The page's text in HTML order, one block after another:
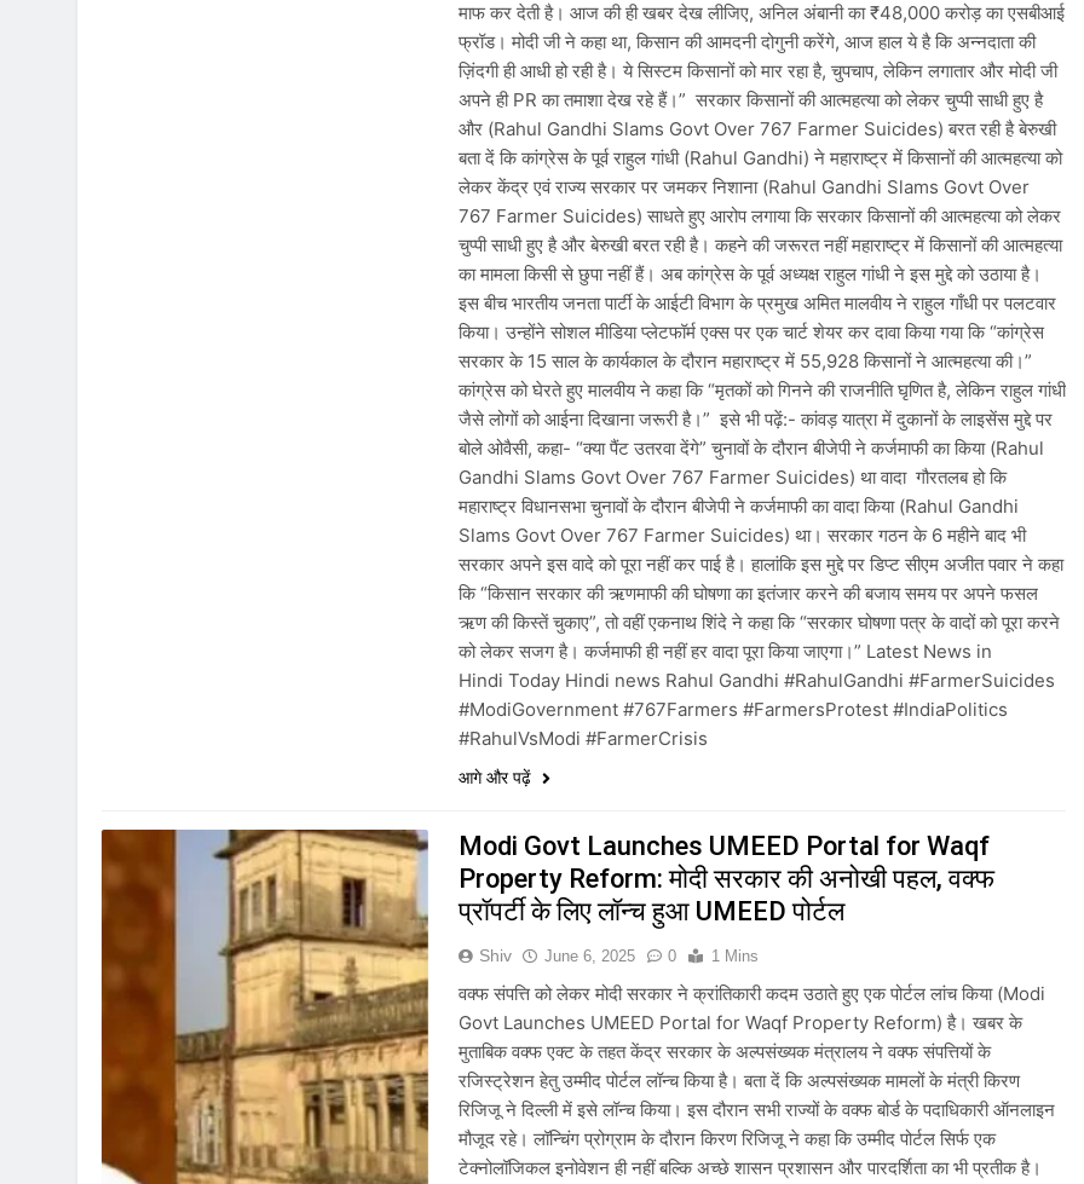
माफ कर देती है। आज की ही खबर देख लीजिए, अनिल अंबानी का ₹48,000 करोड़ का एसबीआई
फ्रॉड। मोदी जी ने कहा था, किसान की आमदनी दोगुनी करेंगे, आज हाल ये है कि अन्नदाता की
ज़िंदगी ही आधी हो रही है। ये सिस्टम किसानों को मार रहा है, चुपचाप, लेकिन लगातार और मोदी जी
अपने ही PR का तमाशा देख रहे हैं।” सरकार किसानों की आत्महत्या को लेकर चुप्पी साधी हुए है
और (Rahul Gandhi Slams Govt Over 767 Farmer Suicides) बरत रही है बेरुखी
बता दें कि कांग्रेस के पूर्व राहुल गांधी (Rahul Gandhi) ने महाराष्ट्र में किसानों की आत्महत्या को
लेकर केंद्र एवं राज्य सरकार पर जमकर निशाना (Rahul Gandhi Slams Govt Over
767 Farmer Suicides) साधते हुए आरोप लगाया कि सरकार किसानों की आत्महत्या को लेकर
चुप्पी साधी हुए है और बेरुखी बरत रही है। कहने की जरूरत नहीं महाराष्ट्र में किसानों की आत्महत्या
का मामला किसी से छुपा नहीं हैं। अब कांग्रेस के पूर्व अध्यक्ष राहुल गांधी ने इस मुद्दे को उठाया है।
इस बीच भारतीय जनता पार्टी के आईटी विभाग के प्रमुख अमित मालवीय ने राहुल गाँधी पर पलटवार
किया। उन्होंने सोशल मीडिया प्लेटफॉर्म एक्स पर एक चार्ट शेयर कर दावा किया गया कि “कांग्रेस
सरकार के 15 साल के कार्यकाल के दौरान महाराष्ट्र में 55,928 किसानों ने आत्महत्या की।”
कांग्रेस को घेरते हुए मालवीय ने कहा कि “मृतकों को गिनने की राजनीति घृणित है, लेकिन राहुल गांधी
जैसे लोगों को आईना दिखाना जरूरी है।” इसे भी पढ़ें:- कांवड़ यात्रा में दुकानों के लाइसेंस मुद्दे पर
बोले ओवैसी, कहा- “क्‍या पैंट उतरवा देंगे” चुनावों के दौरान बीजेपी ने कर्जमाफी का किया (Rahul
Gandhi Slams Govt Over 767 Farmer Suicides) था वादा गौरतलब हो कि
महाराष्ट्र विधानसभा चुनावों के दौरान बीजेपी ने कर्जमाफी का वादा किया (Rahul Gandhi
Slams Govt Over 767 Farmer Suicides) था। सरकार गठन के 6 महीने बाद भी
सरकार अपने इस वादे को पूरा नहीं कर पाई है। हालांकि इस मुद्दे पर डिप्ट सीएम अजीत पवार ने कहा
कि “किसान सरकार की ऋणमाफी की घोषणा का इतंजार करने की बजाय समय पर अपने फसल
ऋण की किस्तें चुकाए”, तो वहीं एकनाथ शिंदे ने कहा कि “सरकार घोषणा पत्र के वादों को पूरा करने
को लेकर सजग है। कर्जमाफी ही नहीं हर वादा पूरा किया जाएगा।” Latest News in
Hindi Today Hindi news Rahul Gandhi #RahulGandhi #FarmerSuicides
#ModiGovernment #767Farmers #FarmersProtest #IndiaPolitics
#RahulVsModi #FarmerCrisis
आगे और पढ़ें
Modi Govt Launches UMEED Portal for Waqf
Property Reform: मोदी सरकार की अनोखी पहल, वक्फ
प्रॉपर्टी के लिए लॉन्च हुआ UMEED पोर्टल
Shiv June 6, 2025 0 1 Mins
वक्फ संपत्ति को लेकर मोदी सरकार ने क्रांतिकारी कदम उठाते हुए एक पोर्टल लांच किया (Modi
Govt Launches UMEED Portal for Waqf Property Reform) है। खबर के
मुताबिक वक्फ एक्ट के तहत केंद्र सरकार के अल्पसंख्यक मंत्रालय ने वक्फ संपत्तियों के
रजिस्ट्रेशन हेतु उम्मीद पोर्टल लॉन्च किया है। बता दें कि अल्पसंख्यक मामलों के मंत्री किरण
रिजिजू ने दिल्ली में इसे लॉन्च किया। इस दौरान सभी राज्यों के वक्फ बोर्ड के पदाधिकारी ऑनलाइन
मौजूद रहे। लॉन्चिंग प्रोग्राम के दौरान किरण रिजिजू ने कहा कि उम्मीद पोर्टल सिर्फ एक
टेक्नोलॉजिकल इनोवेशन ही नहीं बल्कि अच्छे शासन प्रशासन और पारदर्शिता का भी प्रतीक है।